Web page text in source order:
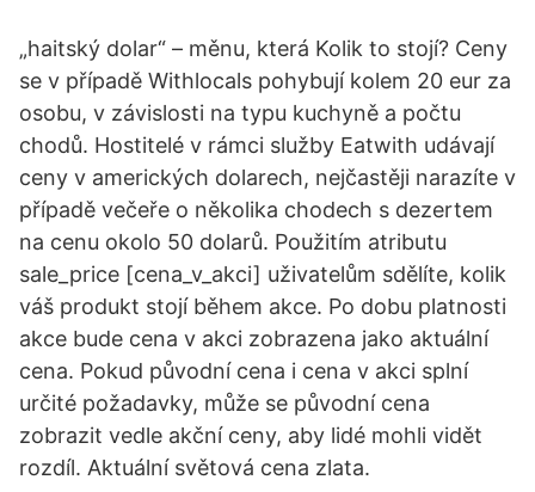
„haitský dolar“ – měnu, která Kolik to stojí? Ceny
se v případě Withlocals pohybují kolem 20 eur za
osobu, v závislosti na typu kuchyně a počtu
chodů. Hostitelé v rámci služby Eatwith udávají
ceny v amerických dolarech, nejčastěji narazíte v
případě večeře o několika chodech s dezertem
na cenu okolo 50 dolarů. Použitím atributu
sale_price [cena_v_akci] uživatelům sdělíte, kolik
váš produkt stojí během akce. Po dobu platnosti
akce bude cena v akci zobrazena jako aktuální
cena. Pokud původní cena i cena v akci splní
určité požadavky, může se původní cena
zobrazit vedle akční ceny, aby lidé mohli vidět
rozdíl. Aktuální světová cena zlata.